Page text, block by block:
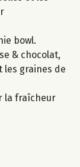
bowl.
& chocolat,
les graines de
la fraîcheur